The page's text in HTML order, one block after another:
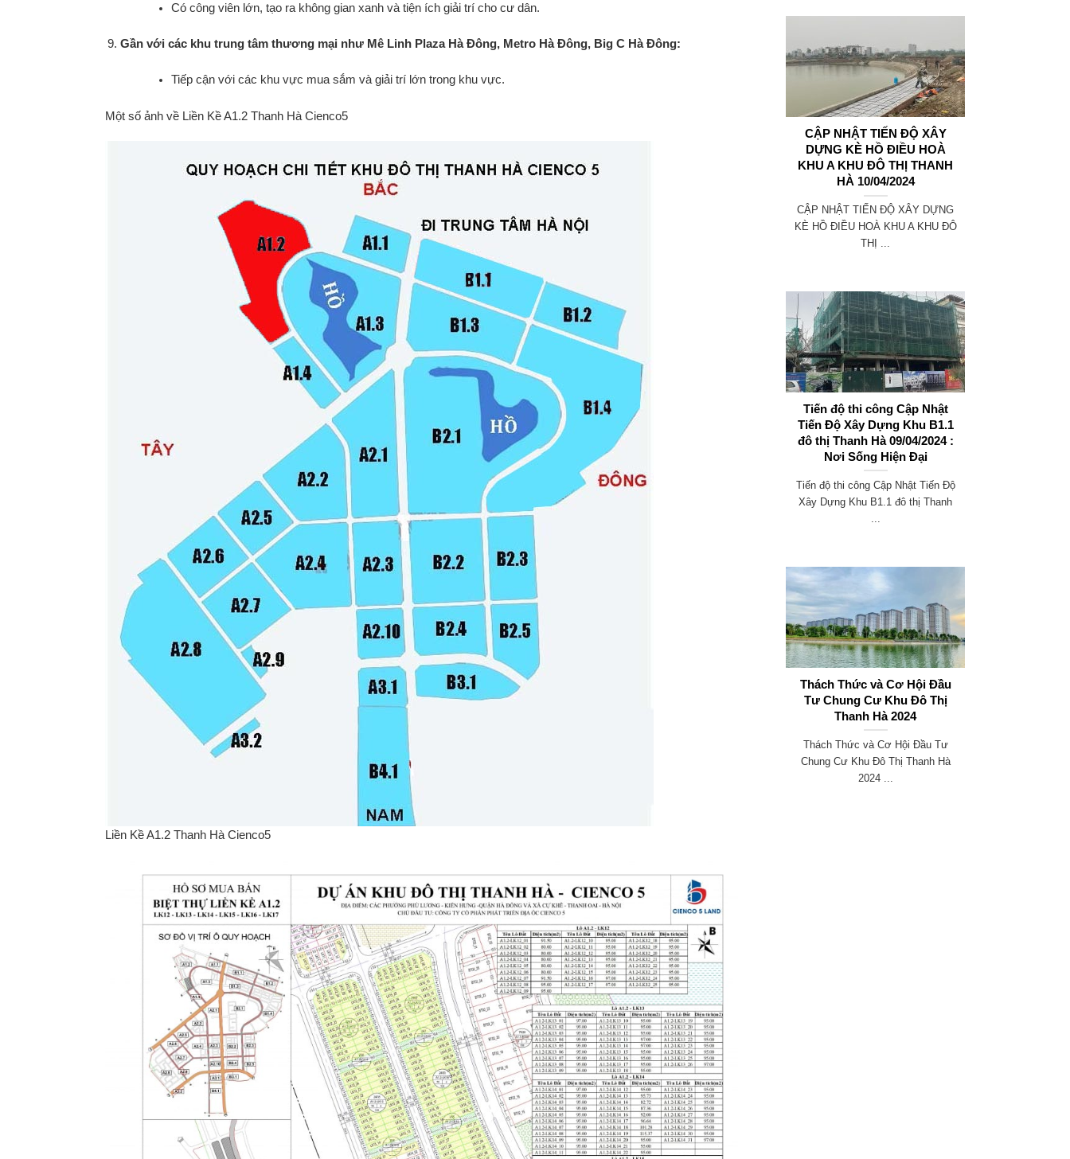
Có công viên lớn, tạo ra không gian xanh và tiện ích giải trí cho cư dân.
Gần với các khu trung tâm thương mại như Mê Linh Plaza Hà Đông, Metro Hà Đông, Big C Hà Đông:
Tiếp cận với các khu vực mua sắm và giải trí lớn trong khu vực.
Một số ảnh về Liền Kề A1.2 Thanh Hà Cienco5
Liền Kề A1.2 Thanh Hà Cienco5
CẬP NHẬT TIẾN ĐỘ XÂY
DỰNG KÈ HỒ ĐIỀU HOÀ
KHU A KHU ĐÔ THỊ THANH
HÀ 10/04/2024
CẬP NHẬT TIẾN ĐỘ XÂY DỰNG
KÈ HỒ ĐIỀU HOÀ KHU A KHU ĐÔ
THỊ ...
Tiến độ thi công Cập Nhật
Tiến Độ Xây Dựng Khu B1.1
đô thị Thanh Hà 09/04/2024 :
Nơi Sống Hiện Đại
Tiến độ thi công Cập Nhật Tiến Độ
Xây Dựng Khu B1.1 đô thị Thanh
...
Thách Thức và Cơ Hội Đầu
Tư Chung Cư Khu Đô Thị
Thanh Hà 2024
Thách Thức và Cơ Hội Đầu Tư
Chung Cư Khu Đô Thị Thanh Hà
2024 ...